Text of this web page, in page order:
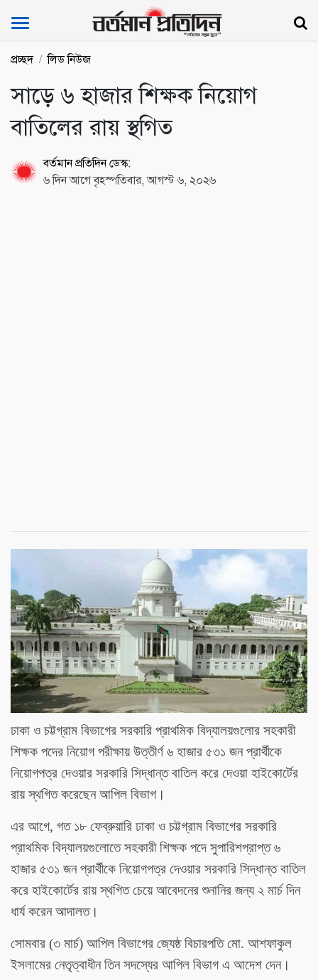
Bartoman Protidin
প্রচ্ছদ লিড নিউজ
সাড়ে ৬ হাজার শিক্ষক নিয়োগ
বাতিলের রায় স্থগিত
বর্তমান প্রতিদিন ডেস্ক:
৬ দিন আগে বৃহস্পতিবার, আগস্ট ৬, ২০২৬
ঢাকা ও চট্টগ্রাম বিভাগের সরকারি প্রাথমিক বিদ্যালয়গুলোর সহকারী
শিক্ষক পদের নিয়োগ পরীক্ষায় উত্তীর্ণ ৬ হাজার ৫৩১ জন প্রার্থীকে
নিয়োগপত্র দেওয়ার সরকারি সিদ্ধান্ত বাতিল করে দেওয়া হাইকোর্টের
রায় স্থগিত করেছেন আপিল বিভাগ।
এর আগে, গত ১৮ ফেব্রুয়ারি ঢাকা ও চট্টগ্রাম বিভাগের সরকারি
প্রাথমিক বিদ্যালয়গুলোতে সহকারী শিক্ষক পদে সুপারিশপ্রাপ্ত ৬
হাজার ৫৩১ জন প্রার্থীকে নিয়োগপত্র দেওয়ার সরকারি সিদ্ধান্ত বাতিল
করে হাইকোর্টের রায় স্থগিত চেয়ে আবেদনের শুনানির জন্য ২ মার্চ দিন
ধার্য করেন আদালত।
সোমবার (৩ মার্চ) আপিল বিভাগের জ্যেষ্ঠ বিচারপতি মো. আশফাকুল
ইসলামের নেতৃত্বাধীন তিন সদস্যের আপিল বিভাগ এ আদেশ দেন।